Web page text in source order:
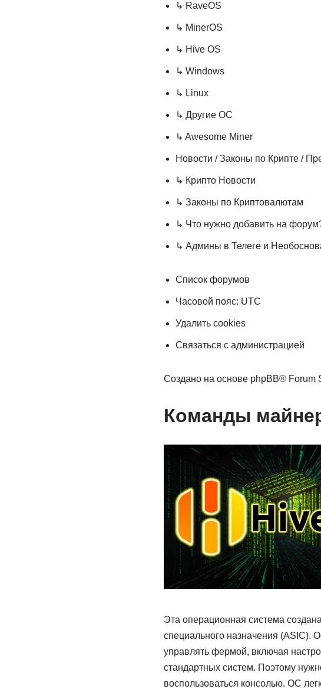
↳ RaveOS
↳ MinerOS
↳ Hive OS
↳ Windows
↳ Linux
↳ Другие ОС
↳ Awesome Miner
Новости / Законы по Крипте /
↳ Крипто Новости
↳ Законы по Криптовалютам
↳ Что нужно добавить на
↳ Админы в Телеге и
Список форумов
Часовой пояс: UTC
Удалить cookies
Связаться с администрацией
Создано на основе phpBB® Forum
Команды
Эта операционная система
специального назначения (ASIC).
управлять фермой, включая
стандартных систем. Поэтому
воспользоваться консолью. ОС